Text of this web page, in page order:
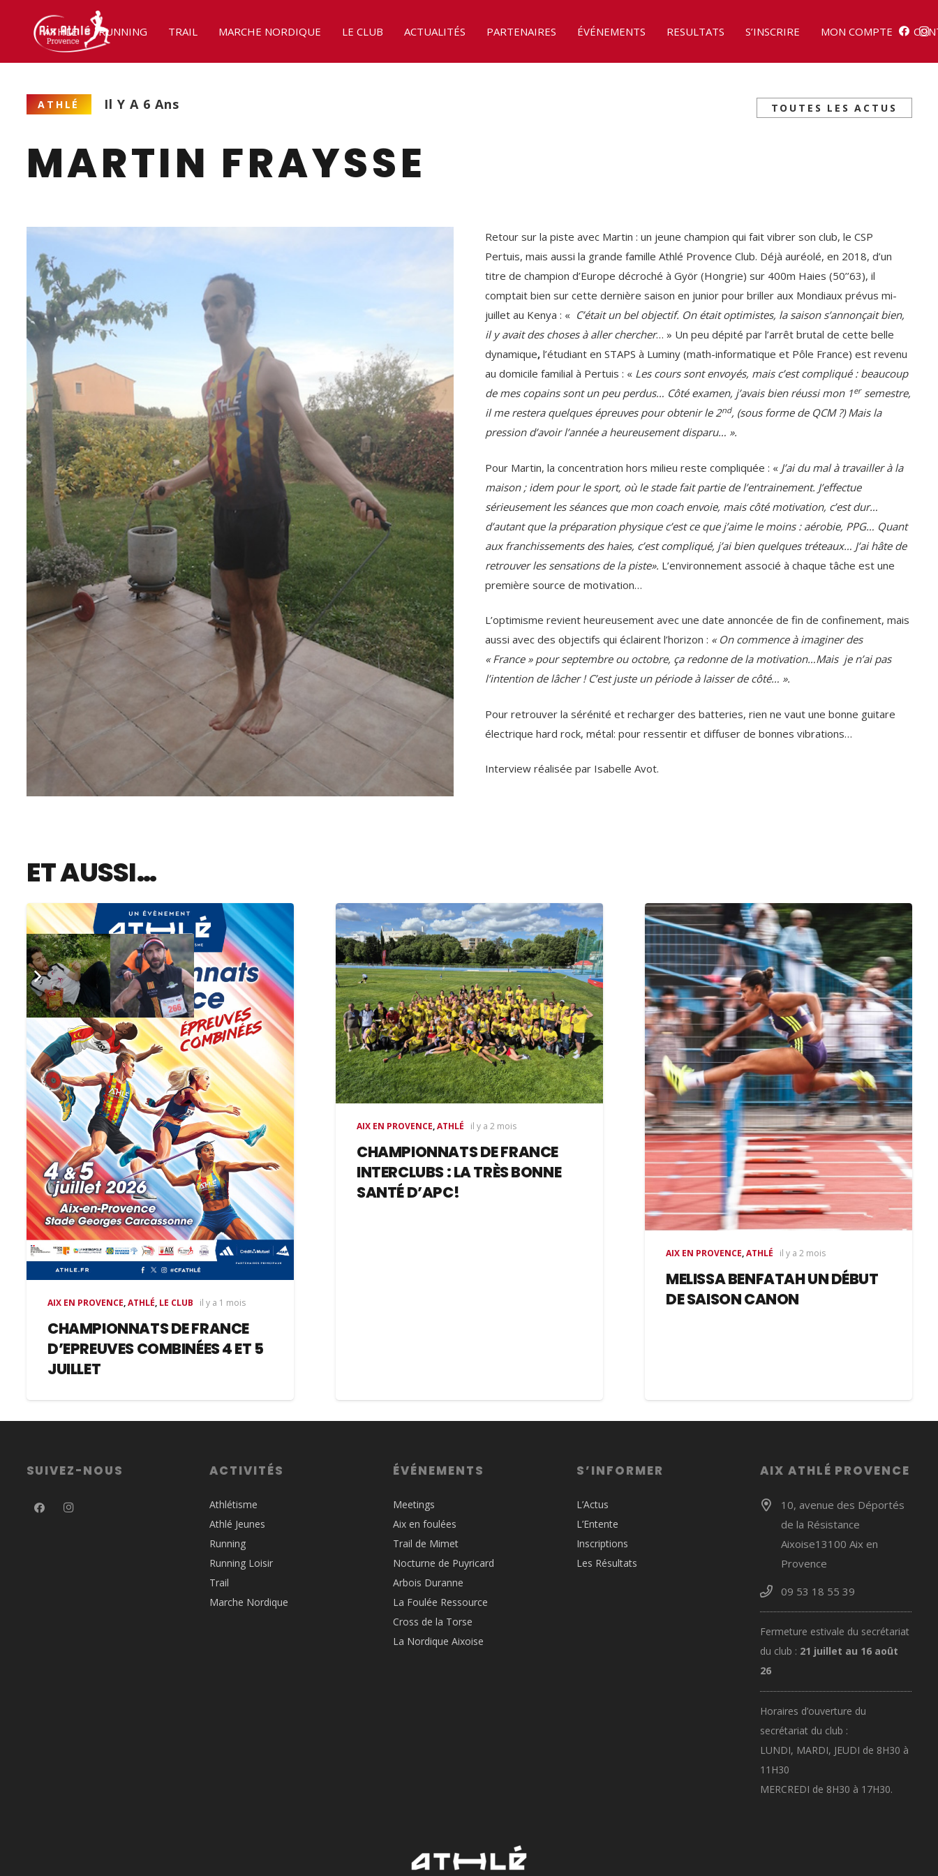
ATHLÉ RUNNING TRAIL MARCHE NORDIQUE LE CLUB ACTUALITÉS PARTENAIRES ÉVÉNEMENTS RESULTATS S’INSCRIRE MON COMPTE
ATHLÉ Il Y A 6 Ans TOUTES LES ACTUS
MARTIN FRAYSSE
Retour sur la piste avec Martin : un jeune champion qui fait vibrer son club, le CSP
Pertuis, mais aussi la grande famille Athlé Provence Club. Déjà auréolé, en 2018, d’un
titre de champion d’Europe décroché à Györ (Hongrie) sur 400m Haies (50’’63), il
comptait bien sur cette dernière saison en junior pour briller aux Mondiaux prévus mi-
juillet au Kenya : « C’était un bel objectif. On était optimistes, la saison s’annonçait bien,
il y avait des choses à aller chercher… » Un peu dépité par l’arrêt brutal de cette belle
dynamique,l’étudiant en STAPS à Luminy (math-informatique et Pôle France) est revenu
au domicile familial à Pertuis : « Les cours sont envoyés, mais c’est compliqué : beaucoup
de mes copains sont un peu perdus… Côté examen, j’avais bien réussi mon 1ersemestre,
il me restera quelques épreuves pour obtenir le 2nd, (sous forme de QCM ?) Mais la
pression d’avoir l’année a heureusement disparu… ».
Pour Martin, la concentration hors milieu reste compliquée : « J’ai du mal à travailler à la
maison ; idem pour le sport, où le stade fait partie de l’entrainement. J’effectue
sérieusement les séances que mon coach envoie, mais côté motivation, c’est dur…
d’autant que la préparation physique c’est ce que j’aime le moins : aérobie, PPG… Quant
aux franchissements des haies, c’est compliqué, j’ai bien quelques tréteaux… J’ai hâte de
retrouver les sensations de la piste». L’environnement associé à chaque tâche est une
première source de motivation…
L’optimisme revient heureusement avec une date annoncée de fin de confinement, mais
aussi avec des objectifs qui éclairent l’horizon : « On commence à imaginer des
« France » pour septembre ou octobre, ça redonne de la motivation…Mais je n’ai pas
l’intention de lâcher ! C’est juste un période à laisser de côté… ».
Pour retrouver la sérénité et recharger des batteries, rien ne vaut une bonne guitare
électrique hard rock, métal: pour ressentir et diffuser de bonnes vibrations…
Interview réalisée par Isabelle Avot.
ET AUSSI…
AIX EN PROVENCE,ATHLÉ, LE CLUB il y a 1 mois
CHAMPIONNATS DE FRANCE
D’EPREUVES COMBINÉES 4 ET 5
JUILLET
AIX EN PROVENCE,ATHLÉ il y a 2 mois
CHAMPIONNATS DE FRANCE
INTERCLUBS : LA TRÈS BONNE
SANTÉ D’APC!
AIX EN PROVENCE,ATHLÉ il y a 2 mois
MELISSA BENFATAH UN DÉBUT
DE SAISON CANON
SUIVEZ-NOUS ACTIVITÉS
Athlétisme
Athlé Jeunes
Running
Running Loisir
Trail
Marche Nordique
ÉVÉNEMENTS
Meetings
Aix en foulées
Trail de Mimet
Nocturne de Puyricard
Arbois Duranne
La Foulée Ressource
Cross de la Torse
La Nordique Aixoise
S’INFORMER
L’Actus
L’Entente
Inscriptions
Les Résultats
AIX ATHLÉ PROVENCE
10, avenue des Déportés
de la Résistance
Aixoise13100 Aix en
Provence
09 53 18 55 39
Fermeture estivale du secrétariat
du club : 21 juillet au 16 août
26
Horaires d’ouverture du
secrétariat du club :
LUNDI, MARDI, JEUDI de 8H30 à
11H30
MERCREDI de 8H30 à 17H30.